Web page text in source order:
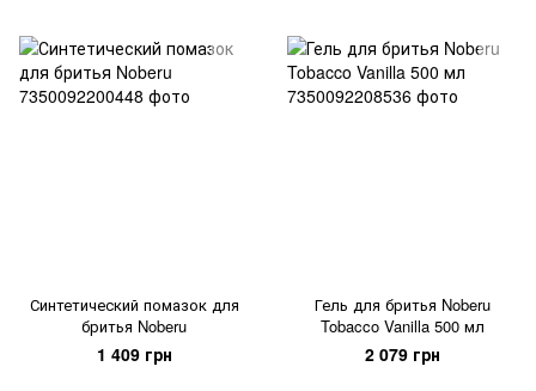
Синтетический помазок для
бритья Noberu
1 409 грн
Гель для бритья Noberu
Tobacco Vanilla 500 мл
2 079 грн